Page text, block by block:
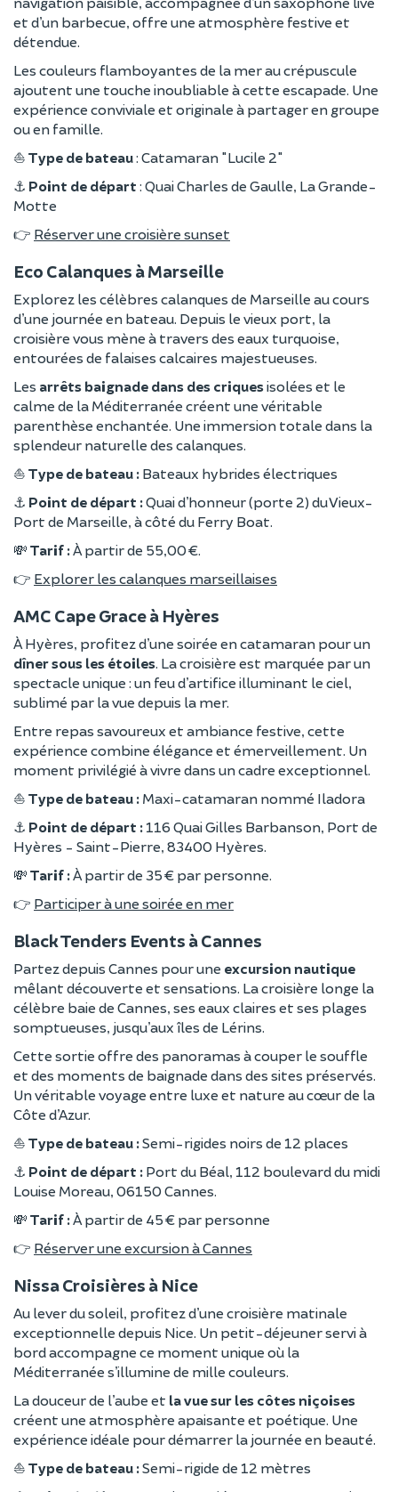
et d’un barbecue, offre une atmosphère festive et
détendue.
Les couleurs flamboyantes de la mer au crépuscule
ajoutent une touche inoubliable à cette escapade. Une
expérience conviviale et originale à partager en groupe
ou en famille.
⛵ Type de bateau: Catamaran "Lucile 2"
⚓ Point de départ : Quai Charles de Gaulle, La Grande-
Motte
👉 Réserver une croisière sunset
Eco Calanques à Marseille
Explorez les célèbres calanques de Marseille au cours
d’une journée en bateau. Depuis le vieux port, la
croisière vous mène à travers des eaux turquoise,
entourées de falaises calcaires majestueuses.
Les arrêts baignade dans des criquesisolées et le
calme de la Méditerranée créent une véritable
parenthèse enchantée. Une immersion totale dans la
splendeur naturelle des calanques.
⛵ Type de bateau : Bateaux hybrides électriques
⚓ Point de départ :Quai d’honneur (porte 2) du Vieux-
Port de Marseille, à côté du Ferry Boat.
💸 Tarif :À partir de 55,00 €.
👉 Explorer les calanques marseillaises
AMC Cape Grace à Hyères
À Hyères, profitez d’une soirée en catamaran pour un
dîner sous les étoiles. La croisière est marquée par un
spectacle unique : un feu d’artifice illuminant le ciel,
sublimé par la vue depuis la mer.
Entre repas savoureux et ambiance festive, cette
expérience combine élégance et émerveillement. Un
moment privilégié à vivre dans un cadre exceptionnel.
⛵ Type de bateau : Maxi-catamaran nommé Iladora
⚓ Point de départ :116 Quai Gilles Barbanson, Port de
Hyères - Saint-Pierre, 83400 Hyères.
💸 Tarif :À partir de 35 € par personne.
👉 Participer à une soirée en mer
Black Tenders Events à Cannes
Partez depuis Cannes pour une excursion nautique
mêlant découverte et sensations. La croisière longe la
célèbre baie de Cannes, ses eaux claires et ses plages
somptueuses, jusqu’aux îles de Lérins.
Cette sortie offre des panoramas à couper le souffle
et des moments de baignade dans des sites préservés.
Un véritable voyage entre luxe et nature au cœur de la
Côte d’Azur.
⛵ Type de bateau :Semi-rigides noirs de 12 places
⚓ Point de départ : Port du Béal, 112 boulevard du midi
Louise Moreau, 06150 Cannes.
💸 Tarif :À partir de 45 € par personne
👉 Réserver une excursion à Cannes
Nissa Croisières à Nice
Au lever du soleil, profitez d’une croisière matinale
exceptionnelle depuis Nice. Un petit-déjeuner servi à
bord accompagne ce moment unique où la
Méditerranée s’illumine de mille couleurs.
La douceur de l’aube et la vue sur les côtes niçoises
créent une atmosphère apaisante et poétique. Une
expérience idéale pour démarrer la journée en beauté.
⛵ Type de bateau :Semi-rigide de 12 mètres